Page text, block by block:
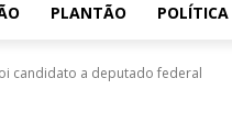
PLANTÃO POLÍTICA
candidato a deputado federal